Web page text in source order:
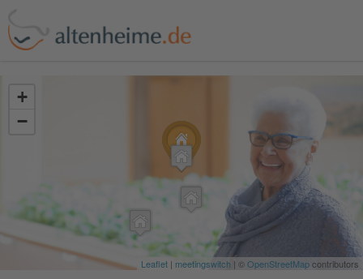
+
−
Leaflet | meetingswitch | ©OpenStreetMapcontributors